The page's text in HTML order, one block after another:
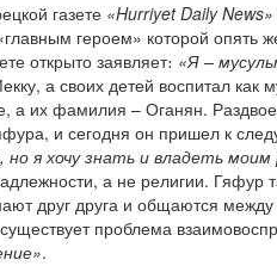
газете «Hurriyet Daily News»
героем» которой
открыто заявляет։ «Я –
а своих детей воспитал как
их фамилия – Оганян.
и сегодня он пришел к
но я хочу знать и владеть
а не религии.
друг друга и общаются
проблема
.